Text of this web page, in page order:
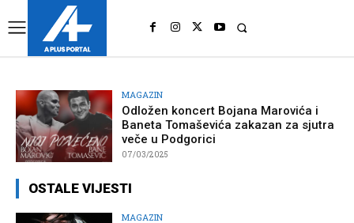
MAGAZIN
Odložen koncert Bojana Marovića i
Baneta Tomaševića zakazan za sjutra
veče u Podgorici
07/03/2025
OSTALE VIJESTI
MAGAZIN